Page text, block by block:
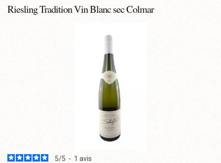
Riesling Tradition Vin Blanc sec Colmar
5/5 - 1 avis